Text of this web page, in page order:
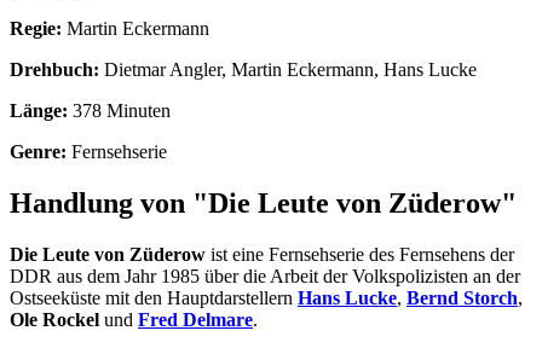
Regie: Martin Eckermann
Drehbuch: Dietmar Angler, Martin Eckermann, Hans Lucke
Länge: 378 Minuten
Genre: Fernsehserie
Handlung von "Die Leute von Züderow"
Die Leute von Züderow ist eine Fernsehserie des Fernsehens der
DDR aus dem Jahr 1985 über die Arbeit der Volkspolizisten an der
Ostseeküste mit den Hauptdarstellern Hans Lucke, Bernd Storch,
Ole Rockel und Fred Delmare.